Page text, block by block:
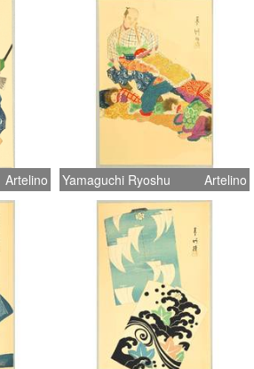
Artelino Yamaguchi Ryoshu Artelino